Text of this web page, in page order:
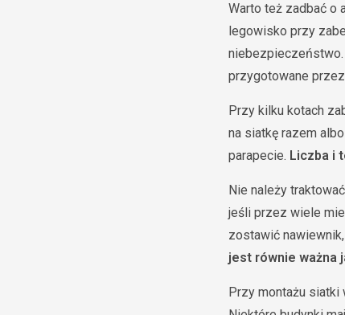
Warto też zadbać o
legowisko przy
niebezpieczeństwo.
przygotowane
Przy kilku kotach
na siatkę razem
parapecie. Liczba i
Nie należy
jeśli przez wiele
zostawić
jest równie ważna
Przy montażu siatki